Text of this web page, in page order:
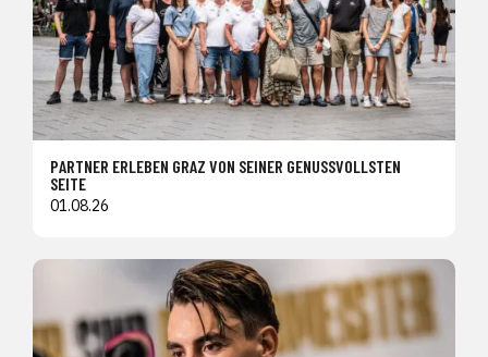
PARTNER ERLEBEN GRAZ VON SEINER GENUSSVOLLSTEN
SEITE
01.08.26